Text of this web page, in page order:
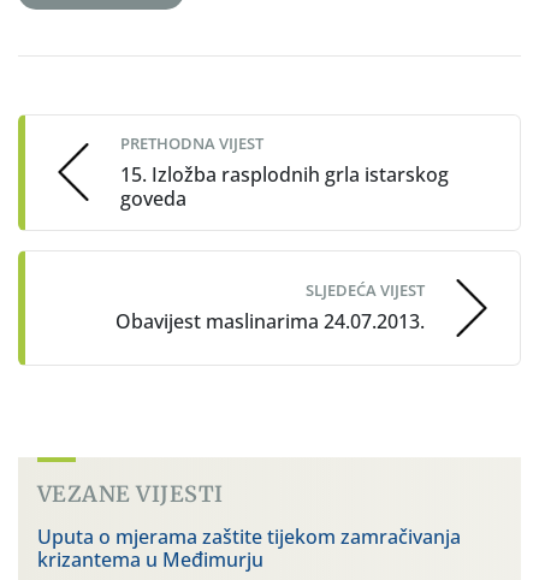
navigation
PRETHODNA VIJEST
15. Izložba rasplodnih grla istarskog
goveda
SLJEDEĆA VIJEST
Obavijest maslinarima 24.07.2013.
VEZANE VIJESTI
Uputa o mjerama zaštite tijekom zamračivanja
krizantema u Međimurju